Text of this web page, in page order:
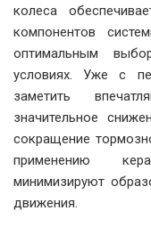
колеса
компонентов
оптимальным
условиях. Уже с
заметить
значительное
сокращение
применению
минимизируют
движения.